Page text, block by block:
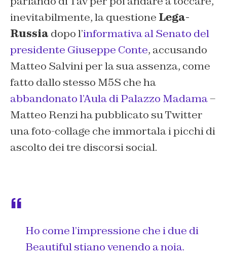
inevitabilmente, la questione Lega-
Russia dopo l’informativa al Senato del
presidente Giuseppe Conte, accusando
Matteo Salvini per la sua assenza, come
fatto dallo stesso M5S che ha
abbandonato l’Aula di Palazzo Madama–
Matteo Renzi ha pubblicato su Twitter
una foto-collage che immortala i picchi di
ascolto dei tre discorsi social.
Ho come l’impressione che i due di
Beautiful stiano venendo a noia.